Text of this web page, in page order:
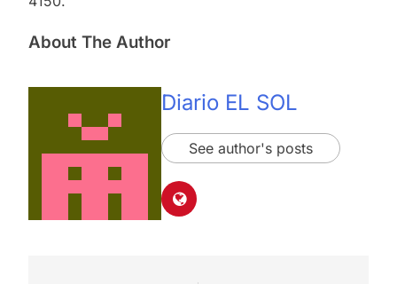
About The Author
Diario EL SOL
See author's posts